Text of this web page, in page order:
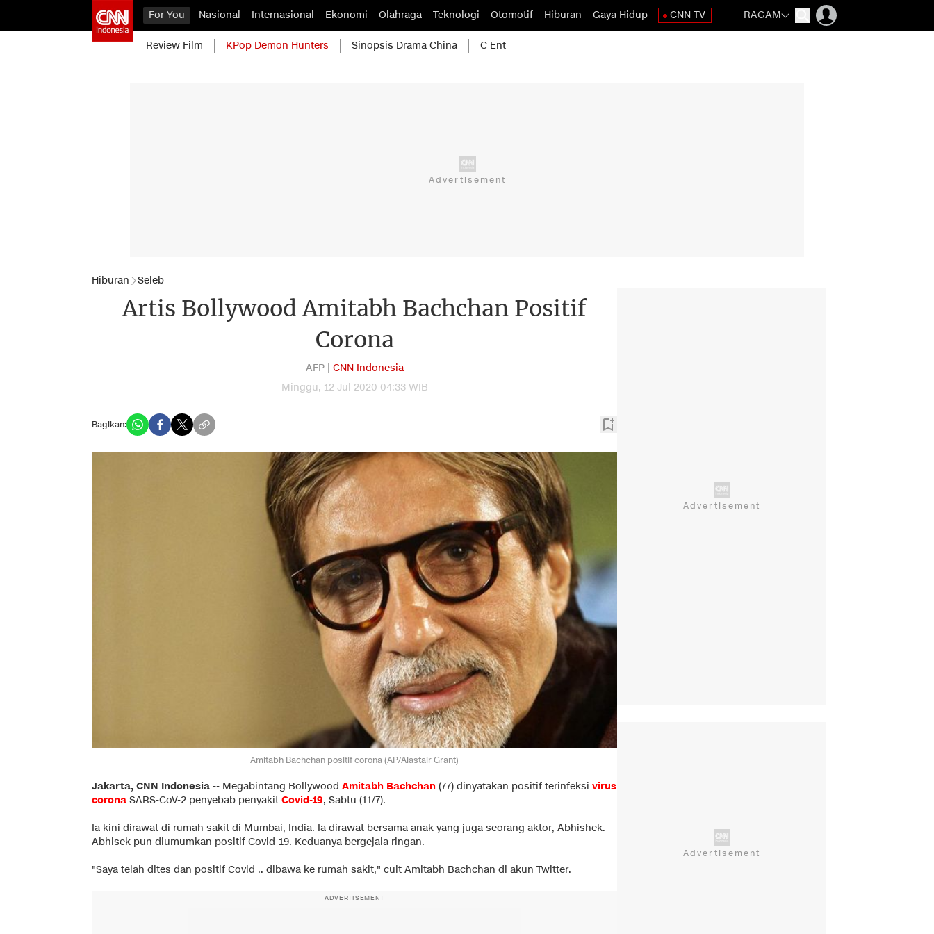
For You Nasional Internasional Ekonomi Olahraga Teknologi Otomotif Hiburan Gaya Hidup CNN TV RAGAM
Review Film KPop Demon Hunters Sinopsis Drama China C Ent
Hiburan Seleb
Artis Bollywood Amitabh Bachchan Positif
Corona
AFP | CNN Indonesia
Minggu, 12 Jul 2020 04:33 WIB
Bagikan:
Amitabh Bachchan positif corona (AP/Alastair Grant)
Jakarta, CNN Indonesia -- Megabintang Bollywood Amitabh Bachchan (77) dinyatakan positif terinfeksi virus
corona SARS-CoV-2 penyebab penyakit Covid-19, Sabtu (11/7).
Ia kini dirawat di rumah sakit di Mumbai, India. Ia dirawat bersama anak yang juga seorang aktor, Abhishek.
Abhisek pun diumumkan positif Covid-19. Keduanya bergejala ringan.
"Saya telah dites dan positif Covid .. dibawa ke rumah sakit," cuit Amitabh Bachchan di akun Twitter.
ADVERTISEMENT